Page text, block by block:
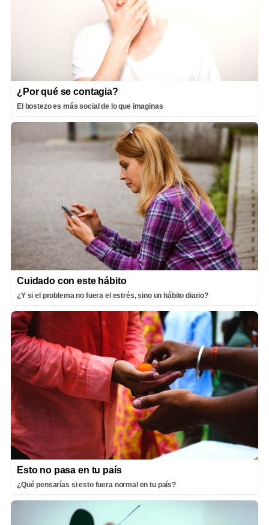
¿Por qué se contagia?
El bostezo es más social de lo que imaginas
Cuidado con este hábito
¿Y si el problema no fuera el estrés, sino un hábito diario?
Esto no pasa en tu país
¿Qué pensarías si esto fuera normal en tu país?